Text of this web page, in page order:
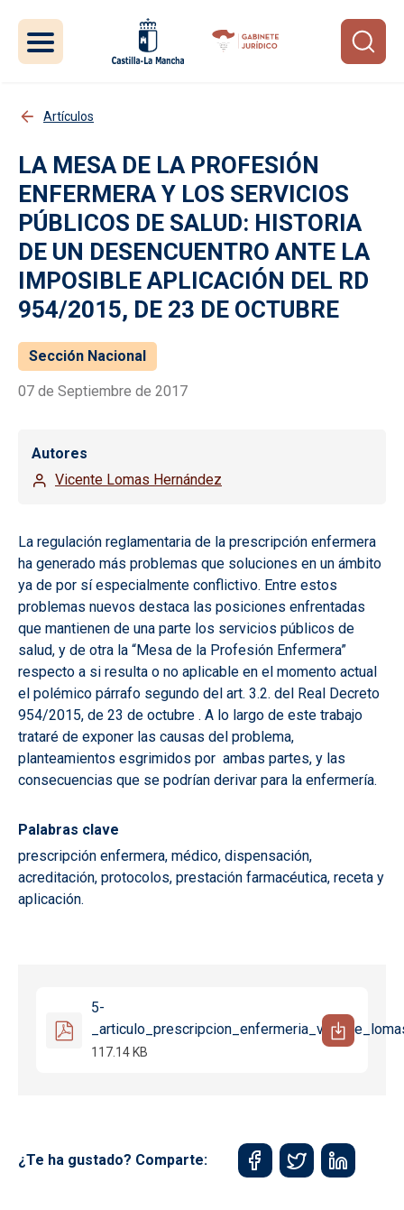
Artículos
LA MESA DE LA PROFESIÓN
ENFERMERA Y LOS SERVICIOS
PÚBLICOS DE SALUD: HISTORIA
DE UN DESENCUENTRO ANTE LA
IMPOSIBLE APLICACIÓN DEL RD
954/2015, DE 23 DE OCTUBRE
Sección Nacional
07 de Septiembre de 2017
Autores
Vicente Lomas Hernández
La regulación reglamentaria de la prescripción enfermera
ha generado más problemas que soluciones en un ámbito
ya de por sí especialmente conflictivo. Entre estos
problemas nuevos destaca las posiciones enfrentadas
que mantienen de una parte los servicios públicos de
salud, y de otra la “Mesa de la Profesión Enfermera”
respecto a si resulta o no aplicable en el momento actual
el polémico párrafo segundo del art. 3.2. del Real Decreto
954/2015, de 23 de octubre . A lo largo de este trabajo
trataré de exponer las causas del problema,
planteamientos esgrimidos por ambas partes, y las
consecuencias que se podrían derivar para la enfermería.
Palabras clave
prescripción enfermera, médico, dispensación,
acreditación, protocolos, prestación farmacéutica, receta y
aplicación.
5-
117.14 KB
¿Te ha gustado? Comparte: